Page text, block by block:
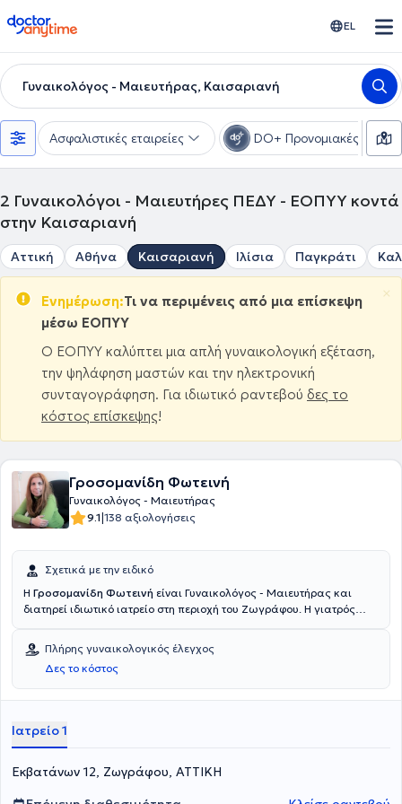
doctoranytime EL
Γυναικολόγος - Μαιευτήρας, Καισαριανή
Ασφαλιστικές εταιρείες DO+ Προνομιακές τιμές
2 Γυναικολόγοι - Μαιευτήρες ΠΕΔΥ - ΕΟΠΥΥ κοντά
στην Καισαριανή
Αττική Αθήνα Καισαριανή Ιλίσια Παγκράτι
Ενημέρωση:Τι να περιμένεις από μια επίσκεψη
μέσω ΕΟΠΥΥ
Ο ΕΟΠΥΥ καλύπτει μια απλή γυναικολογική εξέταση,
την ψηλάφηση μαστών και την ηλεκτρονική
συνταγογράφηση. Για ιδιωτικό ραντεβού δες το
κόστος επίσκεψης!
×
Γροσομανίδη Φωτεινή
Γυναικολόγος - Μαιευτήρας
9.1|138 αξιολογήσεις
Σχετικά με την ειδικό
Η Γροσομανίδη Φωτεινή είναι Γυναικολόγος - Μαιευτήρας και
διατηρεί ιδιωτικό ιατρείο στη περιοχή του Ζωγράφου. Η γιατρός
Γυναικολογικό και Χειρουργικό Κέντρο ΡΕΑ. Στο ιδιωτικό της ιατρείο
παρέχει πληθώρα υπηρεσιών όπως πλήρη γυναικολογικό έλεγχο,
διακολπικό υπέρηχο μήτρας ωοθηκών, έλεγχο υπογονιμότητος,
παρακολούθηση κύησης, τεστ ΠΑΠ, κολποσκόπηση και άλλες.
χειρουργική, στην παθολογία του τραχήλου της μήτρας και στην
παθολογία της κύησης.
Πλήρης γυναικολογικός έλεγχος
Δες το κόστος
Ιατρείο 1
Εκβατάνων 12, Ζωγράφου, ΑΤΤΙΚΗ